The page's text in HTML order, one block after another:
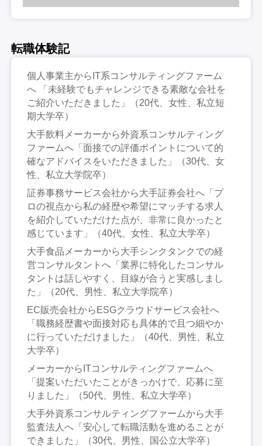
転職体験記
個人事業主からIT系コンサルティングファーム
へ 「未経験でもチャレンジできる素敵な会社を
ご紹介いただきました」（20代、女性、私立短
期大学卒）
大手飲料メーカーから外資系コンサルティング
ファームへ「面接での評価ポイントについて的
確なアドバイスをいただきました」（30代、女
性、私立大学院卒）
証券事務サービス会社から大手証券会社へ「プ
ロの視点から私の経歴や希望にマッチする求人
を紹介していただけた点が、非常に良かったと
感じています」（40代、女性、私立大学卒）
大手食品メーカーから大手シンクタンクでの経
営コンサルタントへ「業界に特化したコンサル
タントは話しやすく、目線が合うと実感しまし
た」（20代、男性、私立大学院卒）
EC販売会社からESGクラウドサービス会社へ
「職務経歴書や面接対応も具体的で且つ細やか
に行っていただけました」（40代、男性、私立
大学卒）
メーカーからITコンサルティングファームへ
「提案いただいたことがきっかけで、応募に至
りました」（50代、男性、私立大学卒）
大手外資系コンサルティングファームから大手
監査法人へ「安心して転職活動を進めることが
できました」（30代、男性、国公立大学卒）